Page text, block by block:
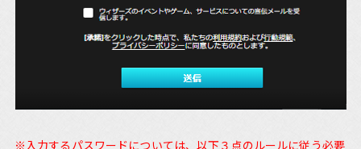
※入力するパスワードについては、以下３点のルールに従う必要